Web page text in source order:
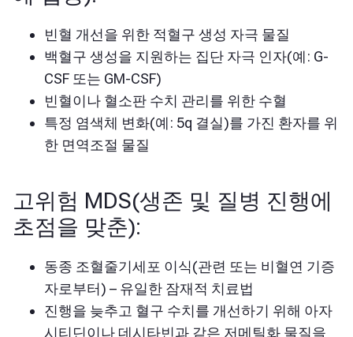
빈혈 개선을 위한 적혈구 생성 자극 물질
백혈구 생성을 지원하는 집단 자극 인자(예: G-
CSF 또는 GM-CSF)
빈혈이나 혈소판 수치 관리를 위한 수혈
특정 염색체 변화(예: 5q 결실)를 가진 환자를 위
한 면역조절 물질
고위험 MDS(생존 및 질병 진행에
초점을 맞춘):
동종 조혈줄기세포 이식(관련 또는 비혈연 기증
자로부터) – 유일한 잠재적 치료법
진행을 늦추고 혈구 수치를 개선하기 위해 아자
시티딘이나 데시타빈과 같은 저메틸화 물질을